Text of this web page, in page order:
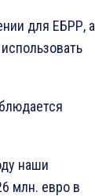
для ЕБРР, а
наши
млн. евро в